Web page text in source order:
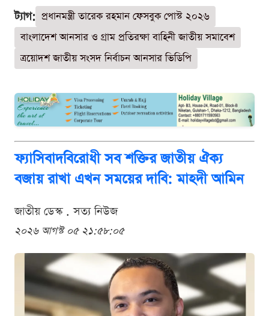
ট্যাগ: প্রধানমন্ত্রী তারেক রহমান ফেসবুক পোস্ট ২০২৬
বাংলাদেশ আনসার ও গ্রাম প্রতিরক্ষা বাহিনী জাতীয় সমাবেশ
ত্রয়োদশ জাতীয় সংসদ নির্বাচন আনসার ভিডিপি
ফ্যাসিবাদবিরোধী সব শক্তির জাতীয় ঐক্য
বজায় রাখা এখন সময়ের দাবি: মাহদী আমিন
জাতীয় ডেস্ক . সত্য নিউজ
২০২৬ আগস্ট ০৫ ২১:৫৮:০৫